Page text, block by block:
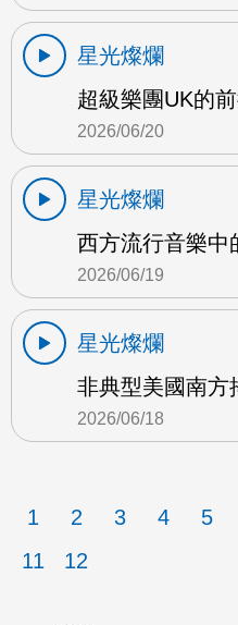
星光燦爛
超級樂團UK的
2026/06/20
星光燦爛
西方流行音樂中
2026/06/19
星光燦爛
非典型美國南方
2026/06/18
1 2 3 4 5
11
12